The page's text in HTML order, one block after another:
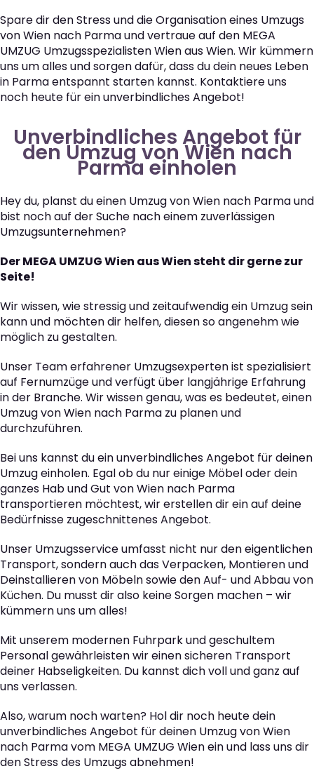
Spare dir den Stress und die Organisation eines Umzugs
von Wien nach Parma und vertraue auf den MEGA
UMZUG Umzugsspezialisten Wien aus Wien. Wir kümmern
uns um alles und sorgen dafür, dass du dein neues Leben
in Parma entspannt starten kannst. Kontaktiere uns
noch heute für ein unverbindliches Angebot!
Unverbindliches Angebot für
den Umzug von Wien nach
Parma einholen
Hey du, planst du einen Umzug von Wien nach Parma und
bist noch auf der Suche nach einem zuverlässigen
Umzugsunternehmen?
Der MEGA UMZUG Wien aus Wien steht dir gerne zur
Seite!
Wir wissen, wie stressig und zeitaufwendig ein Umzug sein
kann und möchten dir helfen, diesen so angenehm wie
möglich zu gestalten.
Unser Team erfahrener Umzugsexperten ist spezialisiert
auf Fernumzüge und verfügt über langjährige Erfahrung
in der Branche. Wir wissen genau, was es bedeutet, einen
Umzug von Wien nach Parma zu planen und
durchzuführen.
Bei uns kannst du ein unverbindliches Angebot für deinen
Umzug einholen. Egal ob du nur einige Möbel oder dein
ganzes Hab und Gut von Wien nach Parma
transportieren möchtest, wir erstellen dir ein auf deine
Bedürfnisse zugeschnittenes Angebot.
Unser Umzugsservice umfasst nicht nur den eigentlichen
Transport, sondern auch das Verpacken, Montieren und
Deinstallieren von Möbeln sowie den Auf- und Abbau von
Küchen. Du musst dir also keine Sorgen machen – wir
kümmern uns um alles!
Mit unserem modernen Fuhrpark und geschultem
Personal gewährleisten wir einen sicheren Transport
deiner Habseligkeiten. Du kannst dich voll und ganz auf
uns verlassen.
Also, warum noch warten? Hol dir noch heute dein
unverbindliches Angebot für deinen Umzug von Wien
nach Parma vom MEGA UMZUG Wien ein und lass uns dir
den Stress des Umzugs abnehmen!